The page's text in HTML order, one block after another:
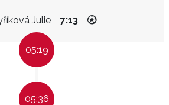
Julie 7:13
05:19
05:36